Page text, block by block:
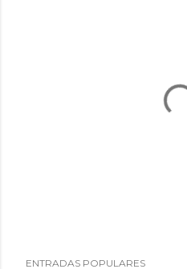
ENTRADAS POPULARES